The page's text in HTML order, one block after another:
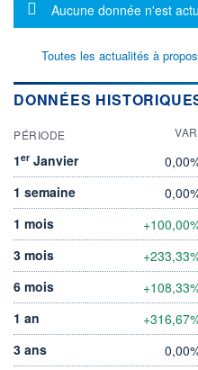
Message d'information
Aucune donnée n'est
Toutes les actualités à
DONNÉES
PÉRIODE
1er Janvier
1 semaine
1 mois
3 mois
6 mois
1 an
3 ans